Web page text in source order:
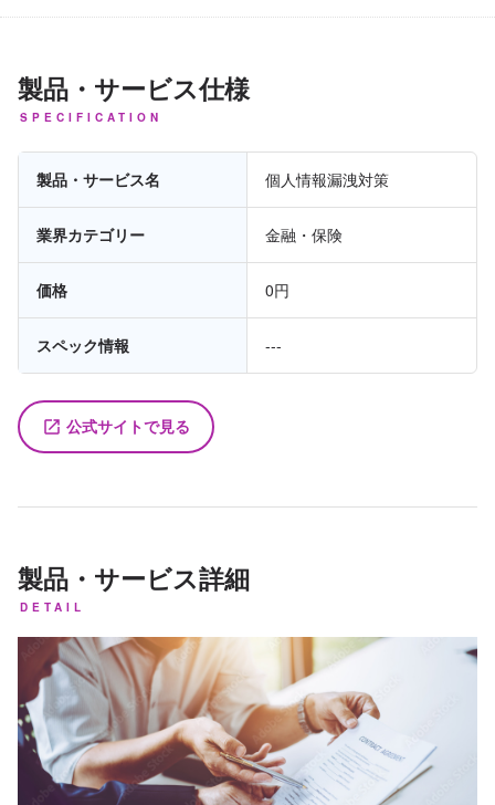
製品・サービス仕様
SPECIFICATION
製品・サービス名 個人情報漏洩対策
業界カテゴリー 金融・保険
価格 0円
スペック情報 ---
launch 公式サイトで見る
製品・サービス詳細
DETAIL